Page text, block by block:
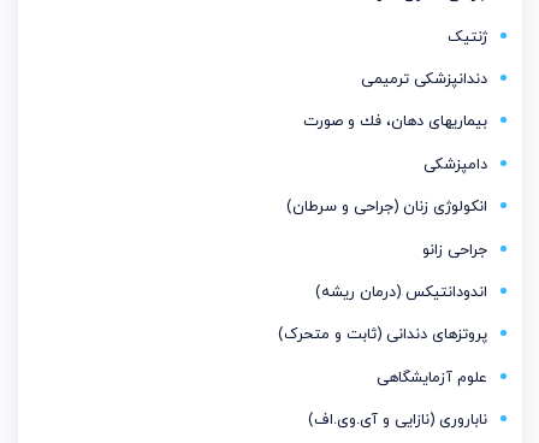
ژنتیک
دندانپزشکی ترمیمی
بیماریهای دهان، فك و صورت
دامپزشکی
انکولوژی زنان (جراحی و سرطان)
جراحی زانو
اندودانتیكس (درمان ریشه)
پروتزهای دندانی (ثابت و متحرک)
علوم آزمایشگاهی
ناباروری (نازایی و آی.وی.اف)